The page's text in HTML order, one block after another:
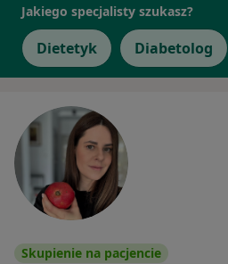
Jakiego specjalisty szukasz?
Dietetyk Diabetolog
Skupienie na pacjencie